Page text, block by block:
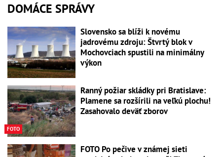
DOMÁCE SPRÁVY
Slovensko sa blíži k novému
jadrovému zdroju: Štvrtý blok v
Mochovciach spustili na minimálny
výkon
FOTO
Ranný požiar skládky pri Bratislave:
Plamene sa rozšírili na veľkú plochu!
Zasahovalo deväť zborov
FOTO Po pečive v známej sieti